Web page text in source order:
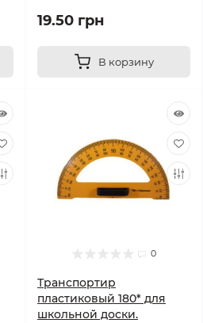
19.50 грн
В корзину
0
Транспортир
пластиковый 180* для
школьной доски.